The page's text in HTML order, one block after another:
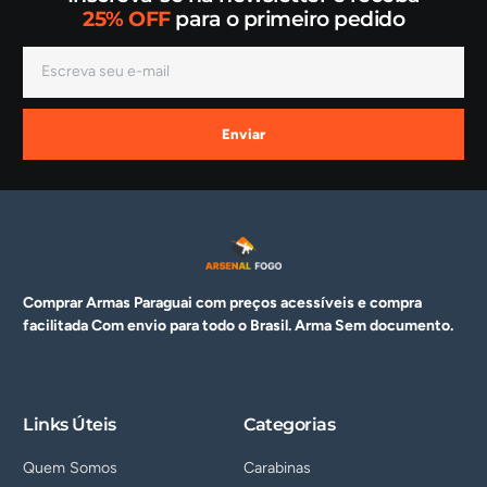
25% OFFpara o primeiro pedido
Enviar
Comprar Armas Paraguai com preços acessíveis e compra
facilitada Com envio para todo o Brasil. ArmaSem documento.
Links Úteis
Quem Somos
Categorias
Carabinas